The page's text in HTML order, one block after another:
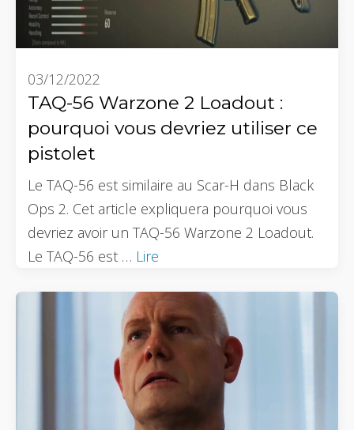
TAQ-56 Warzone 2 Loadout :
pourquoi vous devriez utiliser ce
pistolet
03/12/2022
Le TAQ-56 est similaire au Scar-H dans Black
Ops 2. Cet article expliquera pourquoi vous
devriez avoir un TAQ-56 Warzone 2 Loadout.
Le TAQ-56 est … Lire